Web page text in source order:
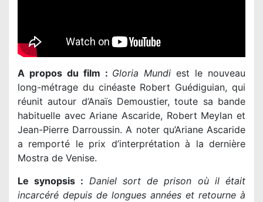
A propos du film : Gloria Mundi est le nouveau
long-métrage du cinéaste Robert Guédiguian, qui
réunit autour d’Anaïs Demoustier, toute sa bande
habituelle avec Ariane Ascaride, Robert Meylan et
Jean-Pierre Darroussin. A noter qu’Ariane Ascaride
a remporté le prix d’interprétation à la dernière
Mostra de Venise.
Le synopsis : Daniel sort de prison où il était
incarcéré depuis de longues années et retourne à